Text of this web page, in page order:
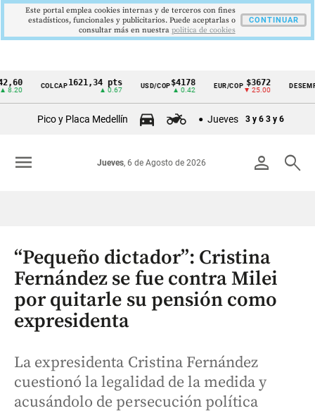
Cintillo
Colombia
COLCAP1621,34 pts USD/COP$4178
▲ 0.42
EUR/COP $3672
▼ 25.00
DESEMPLEO
▼
Pico y Placa Medellín Jueves 3 y 6 3 y 6
person search
Jueves, 6 de Agosto de 2026
menu
“Pequeño dictador”: Cristina
Fernández se fue contra Milei
por quitarle su pensión como
expresidenta
La expresidenta Cristina Fernández
cuestionó la legalidad de la medida y
acusándolo de persecución política
Este portal emplea cookies internas y de terceros con fines
estadísticos, funcionales y publicitarios. Puede aceptarlas o
consultar más en nuestra politica de cookies
CONTINUAR